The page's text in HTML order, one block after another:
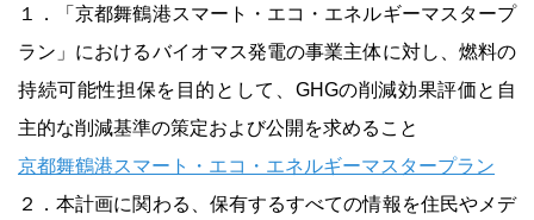
１．「京都舞鶴港スマート・エコ・エネルギーマスタープ
ラン」におけるバイオマス発電の事業主体に対し、燃料の
持続可能性担保を目的として、GHGの削減効果評価と自
主的な削減基準の策定および公開を求めること
京都舞鶴港スマート・エコ・エネルギーマスタープラン
２．本計画に関わる、保有するすべての情報を住民やメデ